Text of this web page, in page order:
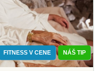
FITNESS V CENE NÁŠ TIP